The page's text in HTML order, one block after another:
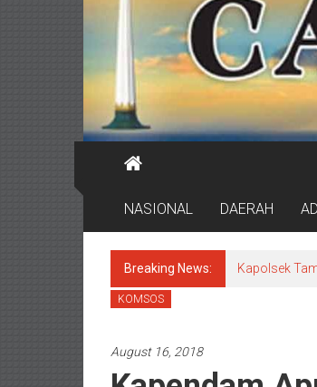
NASIONAL DAERAH
Breaking News: Kapolsek
KOMSOS
August 16, 2018